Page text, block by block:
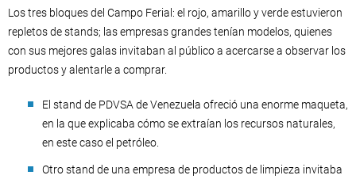
Los tres bloques del Campo Ferial: el rojo, amarillo y verde estuvieron
repletos de stands; las empresas grandes tenían modelos, quienes
con sus mejores galas invitaban al público a acercarse a observar los
productos y alentarle a comprar.
El stand de PDVSA de Venezuela ofreció una enorme maqueta,
en la que explicaba cómo se extraían los recursos naturales,
en este caso el petróleo.
Otro stand de una empresa de productos de limpieza invitaba